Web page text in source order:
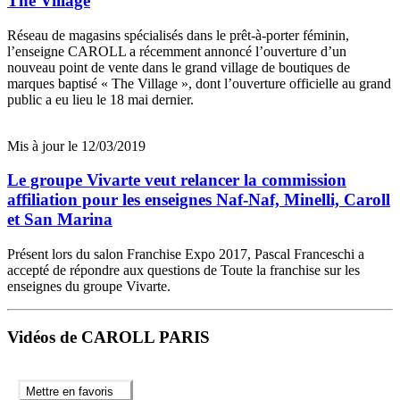
Réseau de magasins spécialisés dans le prêt-à-porter féminin,
l’enseigne CAROLL a récemment annoncé l’ouverture d’un
nouveau point de vente dans le grand village de boutiques de
marques baptisé « The Village », dont l’ouverture officielle au grand
public a eu lieu le 18 mai dernier.
Mis à jour le 12/03/2019
Le groupe Vivarte veut relancer la commission
affiliation pour les enseignes Naf-Naf, Minelli, Caroll
et San Marina
Présent lors du salon Franchise Expo 2017, Pascal Franceschi a
accepté de répondre aux questions de Toute la franchise sur les
enseignes du groupe Vivarte.
Vidéos de CAROLL PARIS
Mettre en favoris